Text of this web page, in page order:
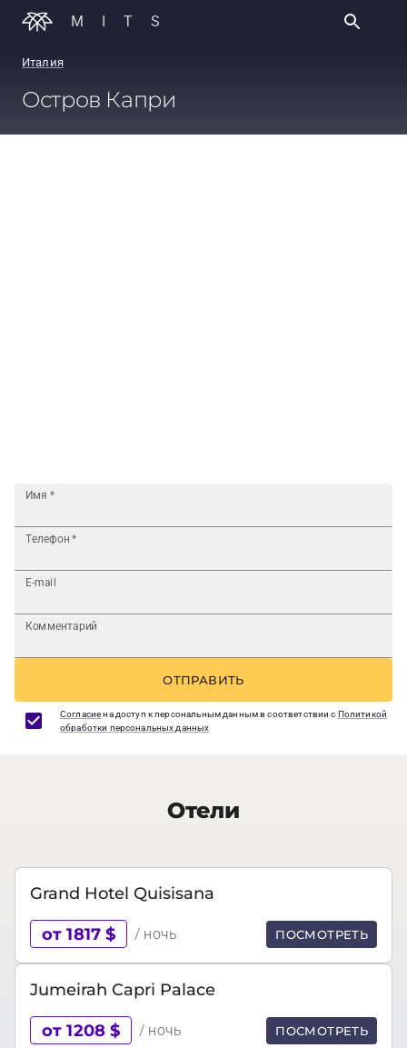
MITS
Италия
Остров Капри
Имя *
Телефон *
E-mail
Комментарий
ОТПРАВИТЬ
Согласиена доступ к персональным данным в соответствии с Политикой
обработки персональных данных
Отели
Grand Hotel Quisisana
от 1817 $ / ночь ПОСМОТРЕТЬ
Jumeirah Capri Palace
от 1208 $ / ночь ПОСМОТРЕТЬ